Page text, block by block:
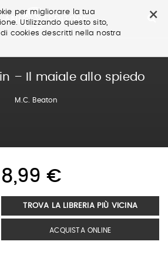
×
per migliorare la tua
Utilizzando questo sito,
cookies descritti nella nostra
– Il maiale allo spiedo
M.C. Beaton
8,99 €
TROVA LA LIBRERIA PIÙ VICINA
ACQUISTA ONLINE